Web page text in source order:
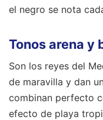
el negro se nota
Tonos arena y
Son los reyes del
de maravilla y dan
combinan perfecto
efecto de playa